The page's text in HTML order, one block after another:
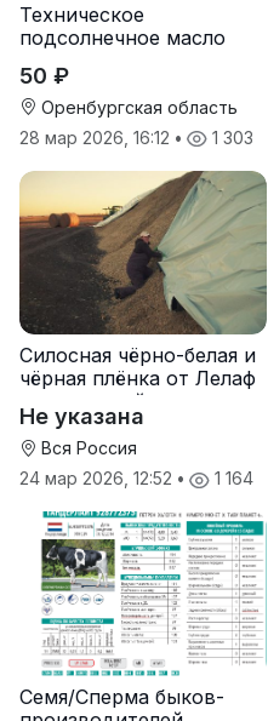
Техническое
подсолнечное масло
50 ₽
Оренбургская область
28 мар 2026, 16:12 • 1 303
Силосная чёрно-белая и
чёрная плёнка от Лелаф
для траншей и ям
силоса/сенажа
Не указана
Вся Россия
24 мар 2026, 12:52 • 1 164
Семя/Сперма быков-